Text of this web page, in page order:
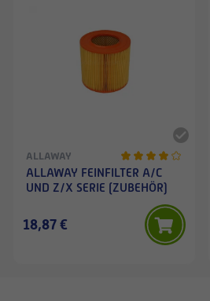
ALLAWAY
ALLAWAY FEINFILTER A/C
UND Z/X SERIE (ZUBEHÖR)
18,87 €